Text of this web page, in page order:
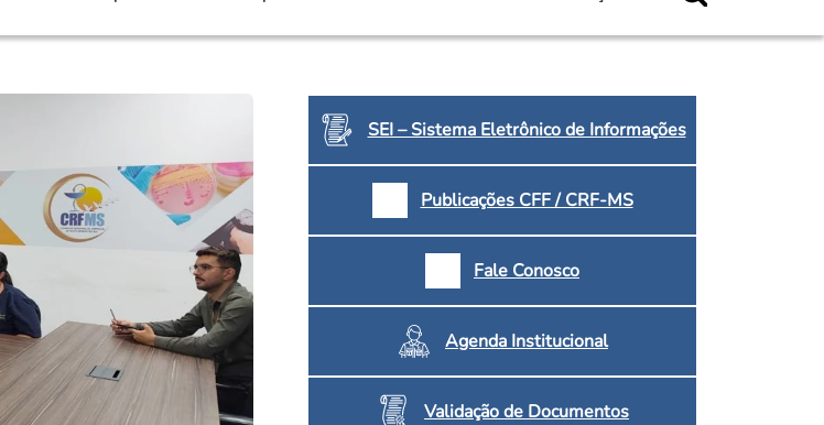
Serviços – Procedimentos e formulários
Frequentes
Coletiva 2025/2026 – Piso salarial Farmácias e Drogaria
de Farmacêuticos e Estabelecimentos Inscritos no CRF/MS
Proteção de Dados – LGPD
Farmácia Hospitalar e Oncologia
Pesquisa Clínica
Saúde Pública e Indígena
Candidatos
SEI – Sistema Eletrônico de Informações
Publicações CFF / CRF-MS
Fale Conosco
Agenda Institucional
Validação de Documentos